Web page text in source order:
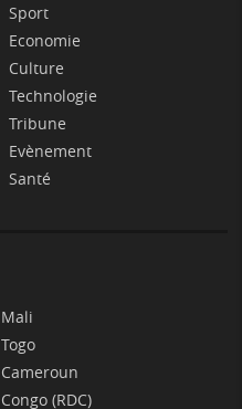
Sport
Economie
Culture
Technologie
Tribune
Evènement
Santé
Mali
Togo
Cameroun
Congo (RDC)